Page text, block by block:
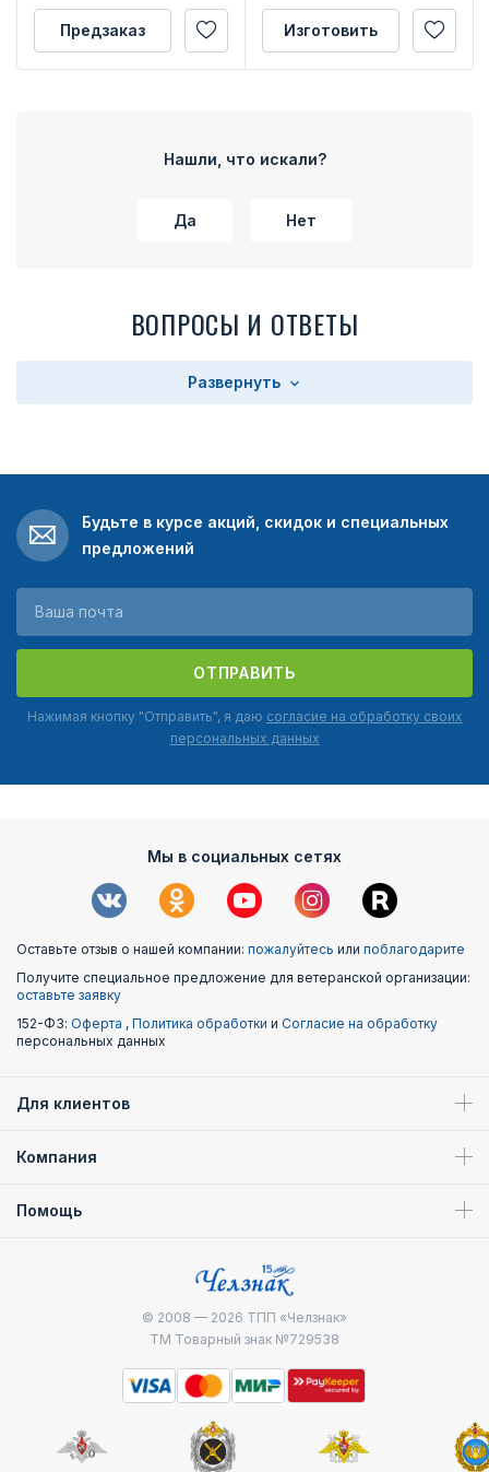
Российской Федерации
Предзаказ Изготовить
Нашли, что искали?
Да Нет
ВОПРОСЫ И ОТВЕТЫ
Развернуть
Будьте в курсе акций, скидок и специальных
предложений
ОТПРАВИТЬ
Нажимая кнопку "Отправить", я даю согласие на обработку своих
персональных данных
Мы в социальных сетях
Оставьте отзыв о нашей компании: пожалуйтесь или поблагодарите
Получите специальное предложение для ветеранской организации:
оставьте заявку
152-ФЗ: Оферта , Политика обработки и Согласие на обработку
персональных данных
Для клиентов
Компания
Помощь
© 2008 — 2026 ТПП «Челзнак»
ТМ Товарный знак №729538